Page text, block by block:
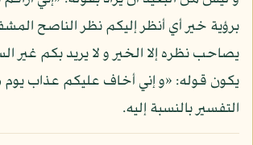
برؤية خير أي أنظر إليكم نظر الناصح
يصاحب نظره إلا الخير و لا يريد بكم غير
يكون قوله: «و إني أخاف عليكم عذاب
التفسير بالنسبة إليه.